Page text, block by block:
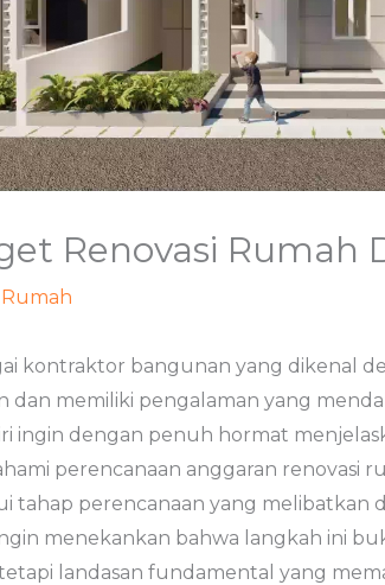
Renovasi Rumah
Rumah
kontraktor bangunan yang dikenal
dan memiliki pengalaman yang
ingin dengan penuh hormat
perencanaan anggaran renovasi
tahap perencanaan yang melibatkan
menekankan bahwa langkah ini
tetapi landasan fundamental yang